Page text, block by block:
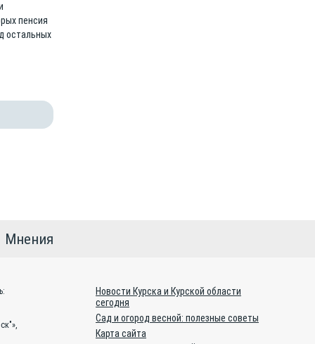
пенсия
остальных
Мнения
Новости Курска и Курской области
сегодня
Сад и огород весной: полезные советы
Карта сайта